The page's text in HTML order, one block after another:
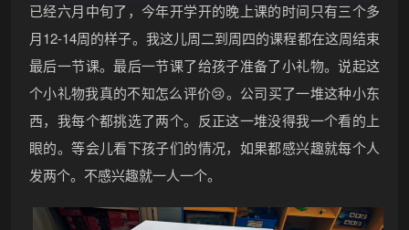
已经六月中旬了，今年开学开的晚上课的时间只有三个多
月12-14周的样子。我这儿周二到周四的课程都在这周结束
最后一节课。最后一节课了给孩子准备了小礼物。说起这
个小礼物我真的不知怎么评价😢。公司买了一堆这种小东
西，我每个都挑选了两个。反正这一堆没得我一个看的上
眼的。等会儿看下孩子们的情况，如果都感兴趣就每个人
发两个。不感兴趣就一人一个。